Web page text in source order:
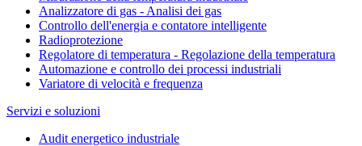
Analizzatore di gas - Analisi dei gas
Controllo dell'energia e contatore intelligente
Radioprotezione
Regolatore di temperatura - Regolazione della temperatura
Automazione e controllo dei processi industriali
Variatore di velocità e frequenza
Servizi e soluzioni
Audit energetico industriale